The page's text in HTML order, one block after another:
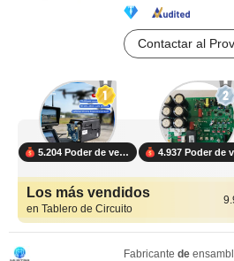
Contactar al
5.204 Poder de ventas
Los más vendidos
en Tablero de Circuito
Fabricante de